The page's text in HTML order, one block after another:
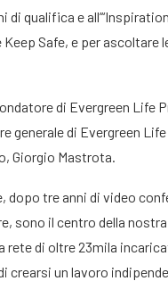
qualifica e
Safe, e per ascoltare
di Evergreen Life
generale di Evergreen
Giorgio Mastrota.
tre anni di video
sono il centro della
rete di oltre 23mila
un lavoro